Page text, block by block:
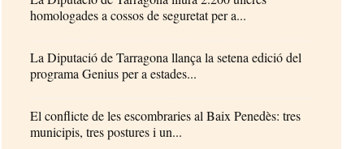
homologades a cossos de seguretat per a...
La Diputació de Tarragona llança la setena edició del
programa Genius per a estades...
El conflicte de les escombraries al Baix Penedès: tres
municipis, tres postures i un...